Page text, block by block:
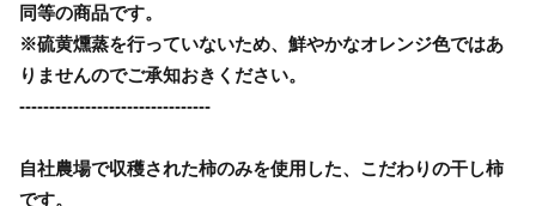
同等の商品です。
※硫黄燻蒸を行っていないため、鮮やかなオレンジ色ではあ
りませんのでご承知おきください。
--------------------------------
自社農場で収穫された柿のみを使用した、こだわりの干し柿
です。